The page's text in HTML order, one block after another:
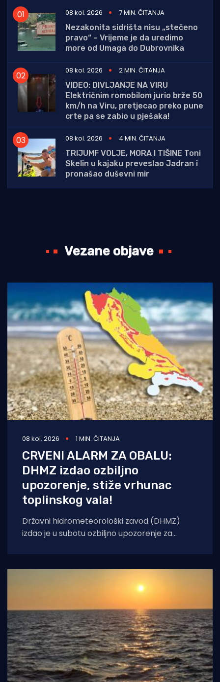
08 kol. 2026
7 MIN. ČITANJA
Nezakonita sidrišta nisu „stečeno
pravo“ – Vrijeme je da uredimo
more od Umaga do Dubrovnika
08 kol. 2026
2 MIN. ČITANJA
VIDEO: DIVLJANJE NA VIRU
Električnim romobilom jurio brže 50
km/h na Viru, pretjecao preko pune
crte pa se zabio u pješaka!
08 kol. 2026
4 MIN. ČITANJA
TRIJUMF VOLJE, MORA I TIŠINE Toni
Skelin u kajaku preveslao Jadran i
pronašao duševni mir
Vezane objave
08 kol. 2026 1 MIN. ČITANJA
CRVENI ALARM ZA OBALU:
DHMZ izdao ozbiljno
upozorenje, stiže vrhunac
toplinskog vala!
Državni hidrometeorološki zavod (DHMZ)
izdao je u subotu ozbiljno upozorenje za